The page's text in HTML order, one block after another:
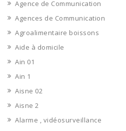
Agence de Communication
Agences de Communication
Agroalimentaire boissons
Aide à domicile
Ain 01
Ain 1
Aisne 02
Aisne 2
Alarme , vidéosurveillance